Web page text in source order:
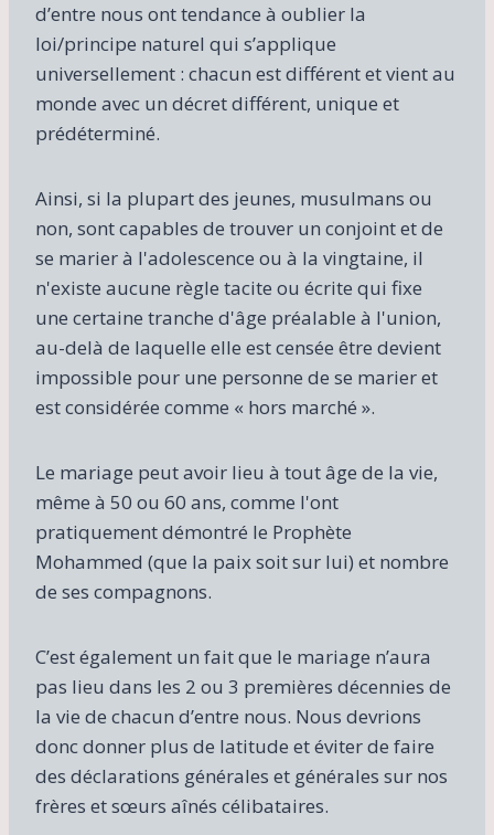
d’entre nous ont tendance à oublier la
loi/principe naturel qui s’applique
universellement : chacun est différent et vient au
monde avec un décret différent, unique et
prédéterminé.
Ainsi, si la plupart des jeunes, musulmans ou
non, sont capables de trouver un conjoint et de
se marier à l'adolescence ou à la vingtaine, il
n'existe aucune règle tacite ou écrite qui fixe
une certaine tranche d'âge préalable à l'union,
au-delà de laquelle elle est censée être devient
impossible pour une personne de se marier et
est considérée comme « hors marché ».
Le mariage peut avoir lieu à tout âge de la vie,
même à 50 ou 60 ans, comme l'ont
pratiquement démontré le Prophète
Mohammed (que la paix soit sur lui) et nombre
de ses compagnons.
C’est également un fait que le mariage n’aura
pas lieu dans les 2 ou 3 premières décennies de
la vie de chacun d’entre nous. Nous devrions
donc donner plus de latitude et éviter de faire
des déclarations générales et générales sur nos
frères et sœurs aînés célibataires.